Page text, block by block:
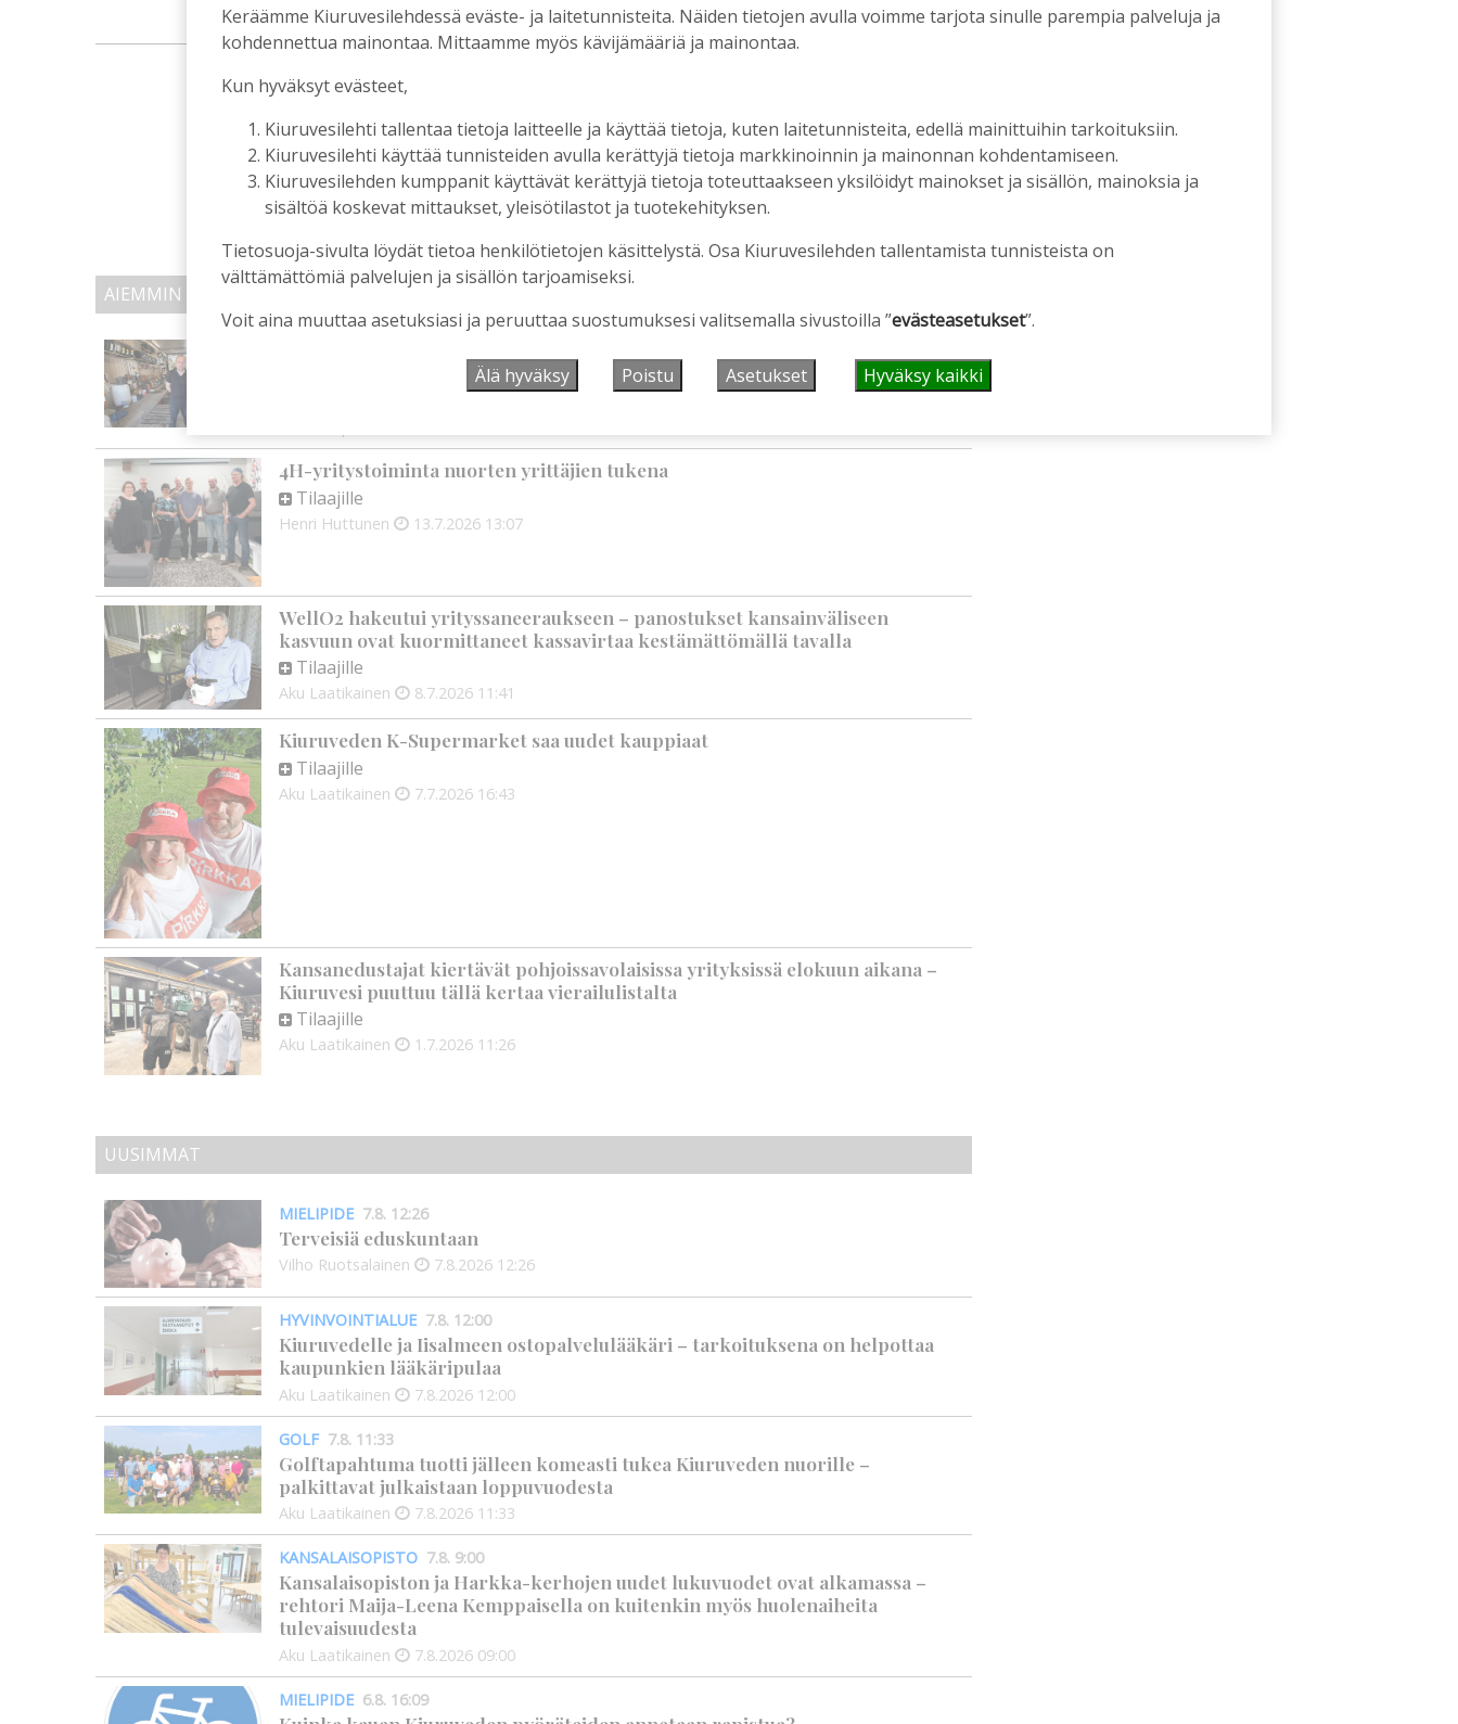
mainos päättyy
AIEMMIN AIHEESTA
4H-yritystoiminta nuorten yrittäjien tukena
Tilaajille
Henri Huttunen 13.7.2026 13:07
WellO2 hakeutui yrityssaneeraukseen – panostukset kansainväliseen
kasvuun ovat kuormittaneet kassavirtaa kestämättömällä tavalla
Tilaajille
Aku Laatikainen 8.7.2026 11:41
Kiuruveden K-Supermarket saa uudet kauppiaat
Tilaajille
Aku Laatikainen 7.7.2026 16:43
Kansanedustajat kiertävät pohjoissavolaisissa yrityksissä elokuun aikana –
Kiuruvesi puuttuu tällä kertaa vierailulistalta
Tilaajille
Aku Laatikainen 1.7.2026 11:26
UUSIMMAT
MIELIPIDE 7.8. 12:26
Terveisiä eduskuntaan
Vilho Ruotsalainen 7.8.2026 12:26
HYVINVOINTIALUE 7.8. 12:00
Kiuruvedelle ja Iisalmeen ostopalvelulääkäri – tarkoituksena on helpottaa
kaupunkien lääkäripulaa
Aku Laatikainen 7.8.2026 12:00
GOLF 7.8. 11:33
Golftapahtuma tuotti jälleen komeasti tukea Kiuruveden nuorille –
palkittavat julkaistaan loppuvuodesta
Aku Laatikainen 7.8.2026 11:33
KANSALAISOPISTO 7.8. 9:00
Kansalaisopiston ja Harkka-kerhojen uudet lukuvuodet ovat alkamassa –
rehtori Maija-Leena Kemppaisella on kuitenkin myös huolenaiheita
tulevaisuudesta
Aku Laatikainen 7.8.2026 09:00
MIELIPIDE 6.8. 16:09
Keräämme Kiuruvesilehdessä eväste- ja laitetunnisteita. Näiden tietojen avulla voimme tarjota sinulle parempia palveluja ja
kohdennettua mainontaa. Mittaamme myös kävijämääriä ja mainontaa.
Kun hyväksyt evästeet,
Kiuruvesilehti tallentaa tietoja laitteelle ja käyttää tietoja, kuten laitetunnisteita, edellä mainittuihin tarkoituksiin.
Kiuruvesilehti käyttää tunnisteiden avulla kerättyjä tietoja markkinoinnin ja mainonnan kohdentamiseen.
Kiuruvesilehden kumppanit käyttävät kerättyjä tietoja toteuttaakseen yksilöidyt mainokset ja sisällön, mainoksia ja
sisältöä koskevat mittaukset, yleisötilastot ja tuotekehityksen.
Tietosuoja-sivulta löydät tietoa henkilötietojen käsittelystä. Osa Kiuruvesilehden tallentamista tunnisteista on
välttämättömiä palvelujen ja sisällön tarjoamiseksi.
Voit aina muuttaa asetuksiasi ja peruuttaa suostumuksesi valitsemalla sivustoilla ”evästeasetukset”.
Älä hyväksy Poistu Asetukset Hyväksy kaikki